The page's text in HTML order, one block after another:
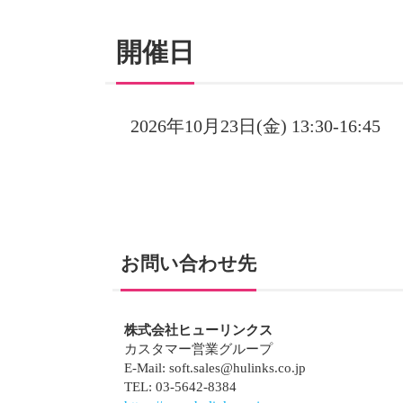
開催日
2026年10月23日(金) 13:30-16:45
お問い合わせ先
株式会社ヒューリンクス
カスタマー営業グループ
E-Mail: soft.sales@hulinks.co.jp
TEL: 03-5642-8384